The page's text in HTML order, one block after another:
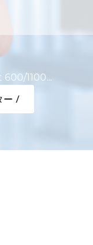
1100...
ー